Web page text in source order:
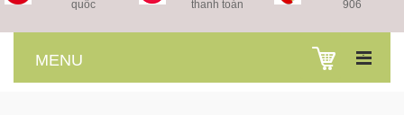
quốc
thanh toán
906
.
MENU